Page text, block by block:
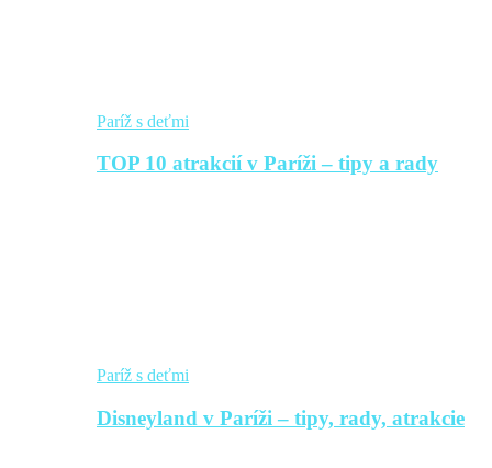
Paríž s deťmi
TOP 10 atrakcií v Paríži – tipy a rady
Paríž s deťmi
Disneyland v Paríži – tipy, rady, atrakcie